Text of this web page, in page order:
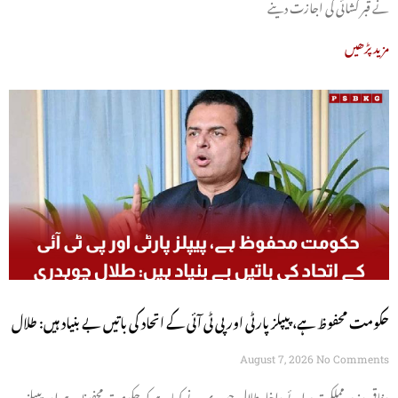
مزید پڑھیں
حکومت محفوظ ہے، پیپلز پارٹی اور پی ٹی آئی کے اتحاد کی باتیں بے بنیاد ہیں: طلال
چوہدری
August 7, 2026 No Comments